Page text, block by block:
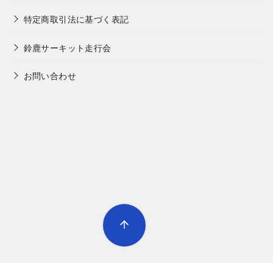
特定商取引法に基づく表記
鈴鹿サーキット走行会
お問い合わせ